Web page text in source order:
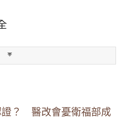
證？ 醫改會憂衛福部成